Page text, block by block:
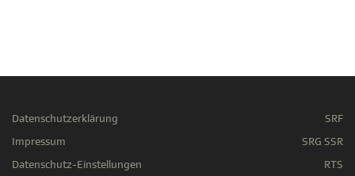
Datenschutzerklärung
Impressum
Datenschutz-Einstellungen
SRF
SRG SSR
RTS